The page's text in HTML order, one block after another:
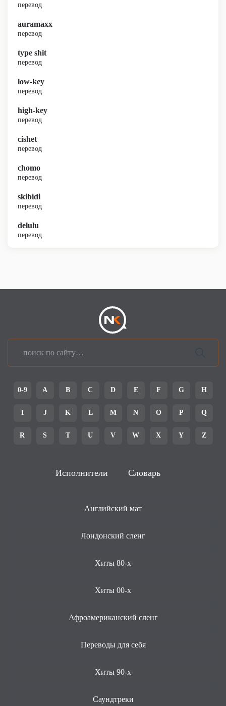
перевод
auramaxx
перевод
type shit
перевод
low-key
перевод
high-key
перевод
cishet
перевод
chomo
перевод
skibidi
перевод
delulu
перевод
0-9 A B C D E F G H
I J K L M N O P Q
R S T U V W X Y Z
Исполнители Словарь
Английский мат
Лондонский сленг
Хиты 80-х
Хиты 00-х
Афроамериканский сленг
Переводы для себя
Хиты 90-х
Саундтреки